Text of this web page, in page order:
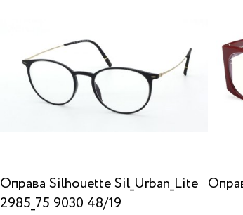
Оправа Silhouette Sil_Urban_Lite
2985_75 9030 48/19